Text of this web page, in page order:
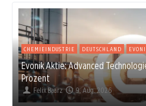
CHEMIEINDUSTRIE DEUTSCHLAND
Evonik Aktie: Advanced
Prozent
Felix Baarz 9. Aug. 2026